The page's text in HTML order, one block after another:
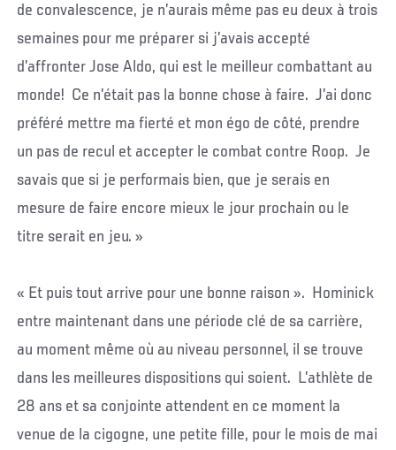
de convalescence, je n’aurais même pas eu deux à trois
semaines pour me préparer si j’avais accepté
d’affronter Jose Aldo, qui est le meilleur combattant au
monde! Ce n’était pas la bonne chose à faire. J’ai donc
préféré mettre ma fierté et mon égo de côté, prendre
un pas de recul et accepter le combat contre Roop. Je
savais que si je performais bien, que je serais en
mesure de faire encore mieux le jour prochain ou le
titre serait en jeu. »
« Et puis tout arrive pour une bonne raison ». Hominick
entre maintenant dans une période clé de sa carrière,
au moment même où au niveau personnel, il se trouve
dans les meilleures dispositions qui soient. L’athlète de
28 ans et sa conjointe attendent en ce moment la
venue de la cigogne, une petite fille, pour le mois de mai